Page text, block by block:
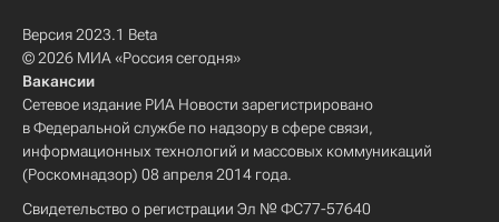
Версия 2023.1 Beta
© 2026 МИА «Россия сегодня»
Вакансии
Сетевое издание РИА Новости зарегистрировано
в Федеральной службе по надзору в сфере связи,
информационных технологий и массовых коммуникаций
(Роскомнадзор) 08 апреля 2014 года.
Свидетельство о регистрации Эл № ФС77-57640